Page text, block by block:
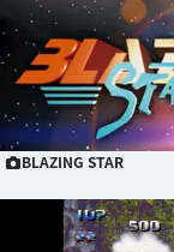
BLAZING STAR